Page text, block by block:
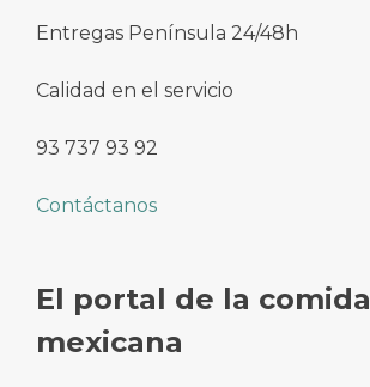
Entregas Península 24/48h
Calidad en el servicio
93 737 93 92
Contáctanos
El portal de la comida
mexicana